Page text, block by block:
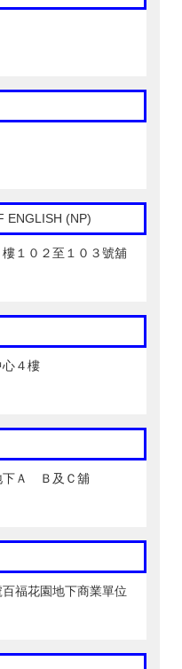
ENGLISH (NP)
１０２至１０３號舖
４樓
下Ａ Ｂ及Ｃ舖
福花園地下商業單位